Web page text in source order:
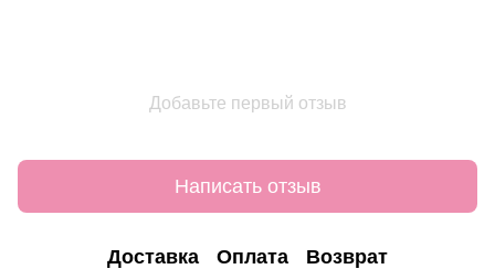
Добавьте первый отзыв
Написать отзыв
Доставка Оплата Возврат